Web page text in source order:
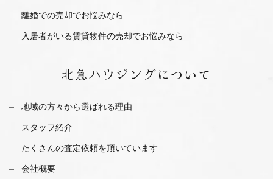
離婚での売却でお悩みなら
入居者がいる賃貸物件の売却でお悩みなら
北急ハウジングについて
地域の方々から選ばれる理由
スタッフ紹介
たくさんの査定依頼を頂いています
会社概要